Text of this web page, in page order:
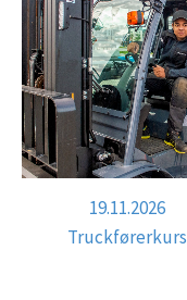
19.11.2026
Truckførerkurs